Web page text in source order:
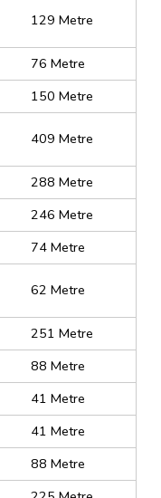
129 Metre
76 Metre
150 Metre
409 Metre
288 Metre
246 Metre
74 Metre
62 Metre
251 Metre
88 Metre
41 Metre
41 Metre
88 Metre